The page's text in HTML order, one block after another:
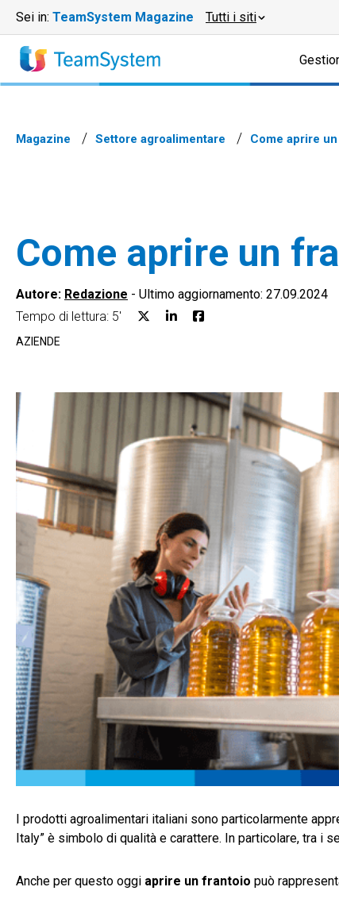
Sei in: TeamSystem Magazine Tutti i siti
Magazine Settore agroalimentare Come aprire
Come aprire un
Autore: Redazione - Ultimo aggiornamento: 27.09.2024
Tempo di lettura: 5'
AZIENDE
I prodotti agroalimentari italiani sono particolarmente
Italy” è simbolo di qualità e carattere. In particolare, tra i
Anche per questo oggi aprire un frantoio può